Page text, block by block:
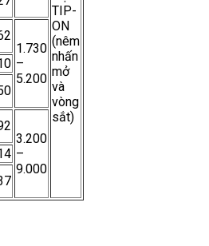
TIP-
ON
(nêm
nhấn
mở
và
vòng
sắt)
1.730
–
5.200
3.200
–
9.000